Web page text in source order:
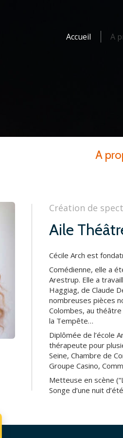
Accueil A
A
Création de
Aile
Cécile Arch est
Comédienne, elle a
Arestrup. Elle a
Haggiag, de Claude
nombreuses pièces
Colombes, au
la Tempête…
Diplômée de l’école
thérapeute pour
Seine, Chambre de
Groupe Casino,
Metteuse en scène
Songe d’une nuit